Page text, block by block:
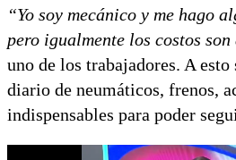
“Yo soy mecánico y me hago
pero igualmente los costos
uno de los trabajadores. A esto
diario de neumáticos, frenos,
indispensables para poder